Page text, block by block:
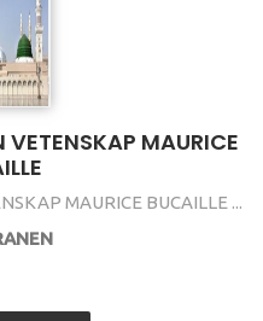
MAURICE
MAURICE BUCAILLE ...